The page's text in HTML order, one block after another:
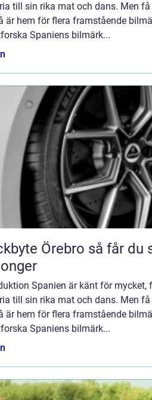
till sin rika mat och dans. Men
är hem för flera framstående
Spaniens bilmärk...
så får du säkra hjul genom alla
Spanien är känt för
till sin rika mat och dans. Men
är hem för flera framstående
Spaniens bilmärk...